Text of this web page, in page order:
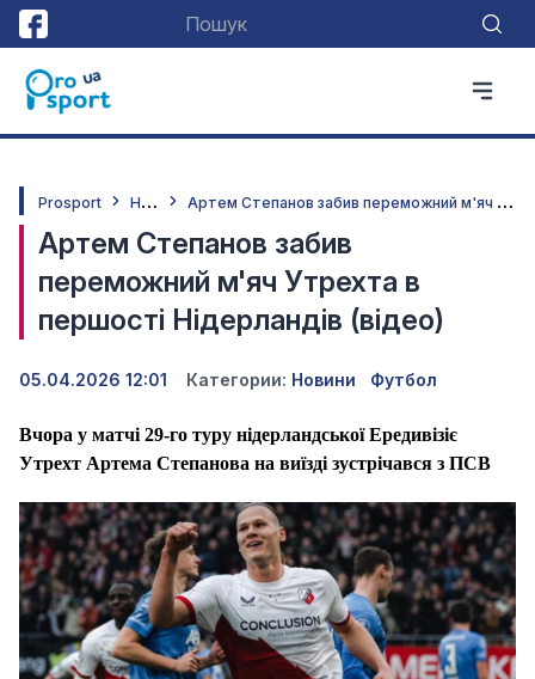
Prosport Н
овини А
ртем Степанов забив переможний м'яч Утрехта в першості Нідерландів (відео)
Артем Степанов забив
переможний м'яч Утрехта в
першості Нідерландів (відео)
05.04.2026 12:01 Категории: Новини Футбол
Вчора у матчі 29-го туру нідерландської Ередивізіє
Утрехт Артема Степанова на виїзді зустрічався з ПСВ